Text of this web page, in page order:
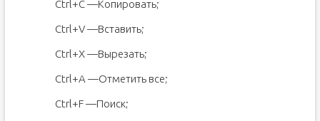
Ctrl+C —Копировать;
Ctrl+V —Вставить;
Ctrl+X —Вырезать;
Ctrl+A —Отметить все;
Ctrl+F —Поиск;